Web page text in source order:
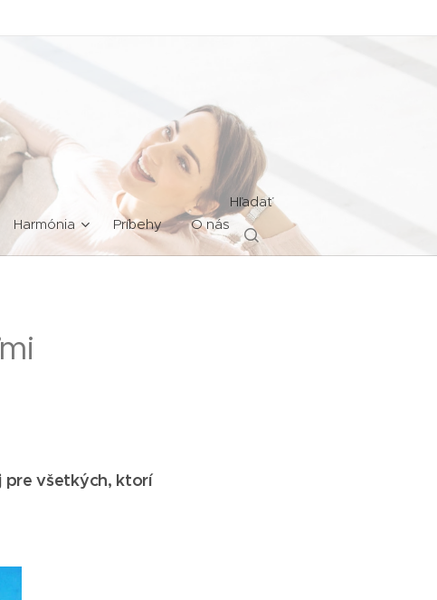
Harmónia Príbehy O nás
Hľadať
pre všetkých, ktorí